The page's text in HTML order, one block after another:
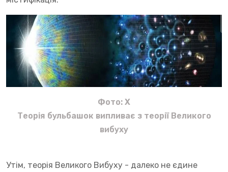
Фото: X
Теорія бульбашок випливає з теорії Великого
вибуху
Утім, теорія Великого Вибуху - далеко не єдине